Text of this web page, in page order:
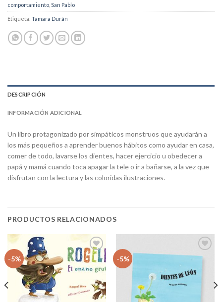
comportamiento San Pablo
Etiqueta: Tamara Durán
DESCRIPCIÓN
INFORMACIÓN ADICIONAL
Un libro protagonizado por simpáticos monstruos que ayudarán a
los más pequeños a aprender buenos hábitos como ayudar en casa,
comer de todo, lavarse los dientes, hacer ejercicio u obedecer a
papá y mamá cuando toca apagar la tele o ir a bañarse, a la vez que
disfrutan con la lectura y las coloridas ilustraciones.
PRODUCTOS RELACIONADOS
-5%
Añadir
a la
lista
deseos
-5%
Añadir